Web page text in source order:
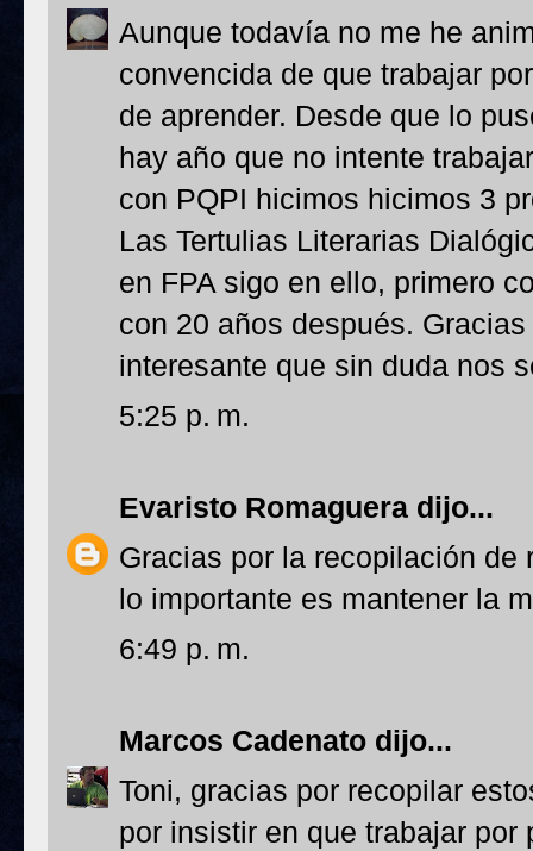
Aunque todavía no me he
convencida de que trabajar
de aprender. Desde que lo
hay año que no intente
con PQPI hicimos hicimos 3
Las Tertulias Literarias
en FPA sigo en ello, primero
con 20 años después.
interesante que sin duda nos
5:25 p. m.
Evaristo Romaguera dijo...
Gracias por la recopilación de
lo importante es mantener la
6:49 p. m.
Marcos Cadenato dijo...
Toni, gracias por recopilar
por insistir en que trabajar por